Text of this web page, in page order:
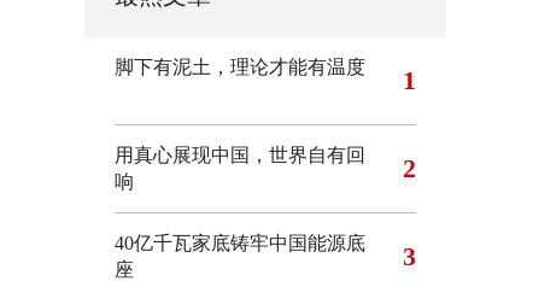
脚下有泥土，理论才能有温度 1
用真心展现中国，世界自有回
响
2
40亿千瓦家底铸牢中国能源底
座
3